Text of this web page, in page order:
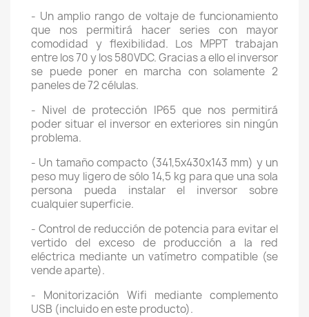
- Un amplio rango de voltaje de funcionamiento
que nos permitirá hacer series con mayor
comodidad y flexibilidad. Los MPPT trabajan
entre los 70 y los 580VDC. Gracias a ello el inversor
se puede poner en marcha con solamente 2
paneles de 72 células.
- Nivel de protección IP65 que nos permitirá
poder situar el inversor en exteriores sin ningún
problema.
- Un tamaño compacto (341,5x430x143 mm) y un
peso muy ligero de sólo 14,5 kg para que una sola
persona pueda instalar el inversor sobre
cualquier superficie.
- Control de reducción de potencia para evitar el
vertido del exceso de producción a la red
eléctrica mediante un vatímetro compatible (se
vende aparte).
- Monitorización Wifi mediante complemento
USB (incluido en este producto).